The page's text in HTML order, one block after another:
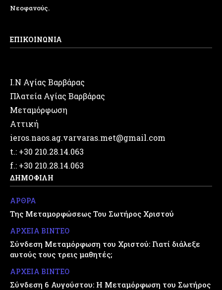
Νεοφανούς.
ΕΠΙΚΟΙΝΩΝΙΑ
Ι.Ν Αγίας Βαρβάρας
Πλατεία Αγίας Βαρβάρας
Μεταμόρφωση
Αττική
ieros.naos.ag.varvaras.met@gmail.com
t.: +30 210.28.14.063
f.: +30 210.28.14.063
ΔΗΜΟΦΙΛΗ
ΑΡΘΡΑ
Της Μεταμορφώσεως Του Σωτήρος Χριστού
ΑΡΧΕΙΑ ΒΙΝΤΕΟ
Σύνδεση Μεταμόρφωση του Χριστού: Γιατί διάλεξε
αυτούς τους τρεις μαθητές;
ΑΡΧΕΙΑ ΒΙΝΤΕΟ
Σύνδεση 6 Αυγούστου: Η Μεταμόρφωση του Σωτήρος